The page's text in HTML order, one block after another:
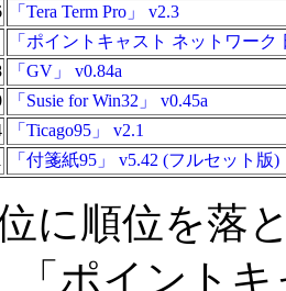
「Tera Term Pro」 v2.3
「ポイントキャスト ネットワーク
「GV」 v0.84a
「Susie for Win32」 v0.45a
「Ticago95」 v2.1
「付箋紙95」 v5.42 (フルセット版)
に順位を落
「ポイント